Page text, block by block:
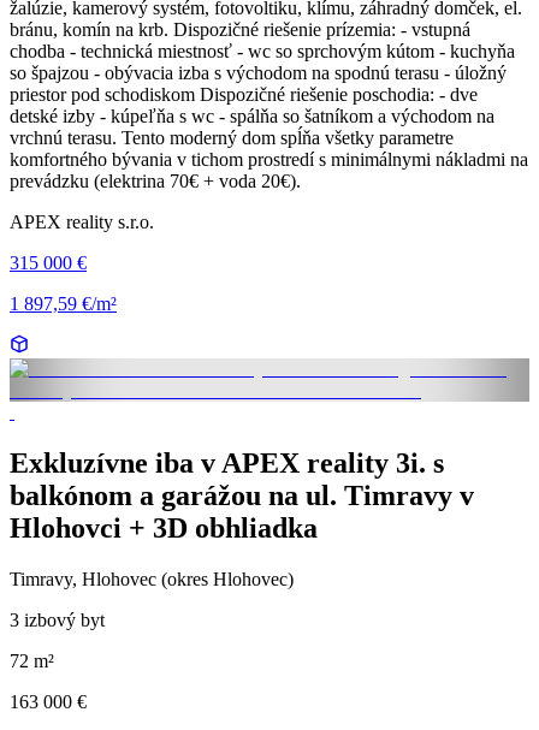
žalúzie, kamerový systém, fotovoltiku, klímu, záhradný domček, el.
bránu, komín na krb. Dispozičné riešenie prízemia: - vstupná
chodba - technická miestnosť - wc so sprchovým kútom - kuchyňa
so špajzou - obývacia izba s východom na spodnú terasu - úložný
priestor pod schodiskom Dispozičné riešenie poschodia: - dve
detské izby - kúpeľňa s wc - spálňa so šatníkom a východom na
vrchnú terasu. Tento moderný dom spĺňa všetky parametre
komfortného bývania v tichom prostredí s minimálnymi nákladmi na
prevádzku (elektrina 70€ + voda 20€).
APEX reality s.r.o.
315 000 €
1 897,59 €/m²
Exkluzívne iba v APEX reality 3i. s
balkónom a garážou na ul. Timravy v
Hlohovci + 3D obhliadka
Timravy, Hlohovec (okres Hlohovec)
3 izbový byt
72 m²
163 000 €